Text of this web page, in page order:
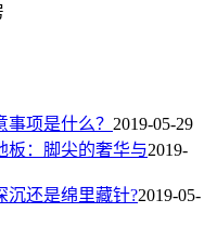
项是什么？ 2019-05-29
板：脚尖的奢华与2019-
沉还是绵里藏针?2019-05-